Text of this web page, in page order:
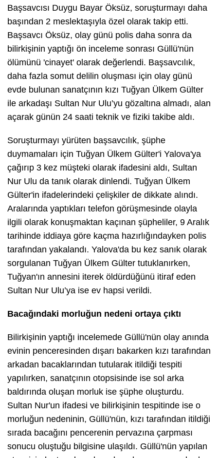
Başsavcısı Duygu Bayar Öksüz, soruşturmayı daha
başından 2 meslektaşıyla özel olarak takip etti.
Başsavcı Öksüz, olay günü polis daha sonra da
bilirkişinin yaptığı ön inceleme sonrası Güllü'nün
ölümünü 'cinayet' olarak değerlendi. Başsavcılık,
daha fazla somut delilin oluşması için olay günü
evde bulunan sanatçının kızı Tuğyan Ülkem Gülter
ile arkadaşı Sultan Nur Ulu’yu gözaltına almadı, alan
açarak günün 24 saati teknik ve fiziki takibe aldı.
Soruşturmayı yürüten başsavcılık, şüphe
duymamaları için Tuğyan Ülkem Gülter'i Yalova'ya
çağırıp 3 kez müşteki olarak ifadesini aldı, Sultan
Nur Ulu da tanık olarak dinlendi. Tuğyan Ülkem
Gülter'in ifadelerindeki çelişkiler de dikkate alındı.
Aralarında yaptıkları telefon görüşmesinde olayla
ilgili olarak konuşmaktan kaçınan şüpheliler, 9 Aralık
tarihinde iddiaya göre kaçma hazırlığındayken polis
tarafından yakalandı. Yalova'da bu kez sanık olarak
sorgulanan Tuğyan Ülkem Gülter tutuklanırken,
Tuğyan'ın annesini iterek öldürdüğünü itiraf eden
Sultan Nur Ulu’ya ise ev hapsi verildi.
Bacağındaki morluğun nedeni ortaya çıktı
Bilirkişinin yaptığı incelemede Güllü'nün olay anında
evinin penceresinden dışarı bakarken kızı tarafından
arkadan bacaklarından tutularak itildiği tespiti
yapılırken, sanatçının otopsisinde ise sol arka
baldırında oluşan morluk ise şüphe oluşturdu.
Sultan Nur'un ifadesi ve bilirkişinin tespitinde ise o
morluğun nedeninin, Güllü'nün, kızı tarafından itildiği
sırada bacağını pencerenin pervazına çarpması
sonucu oluştuğu bilgisine ulaşıldı. Güllü'nün yapılan